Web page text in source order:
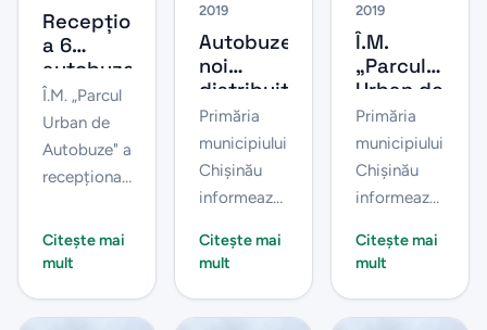
Recepționarea
a 6
autobuze
noi
ISUZU
Î.M. „Parcul
Urban de
Autobuze" a
recepționat
autobuze
noi ISUZU,
31 de
Citește mai
mult
2019
Autobuze
noi
distribuite
și pe
rutele
suburbane
Primăria
municipiului
Chișinău
informează
nr. 2 de
care face
Citește mai
mult
2019
Î.M.
„Parcul
Urban de
autobuze”
angajează
șoferi și
taxatori
Primăria
municipiului
Chișinău
informează
Urban de
(PUA)
Citește mai
mult